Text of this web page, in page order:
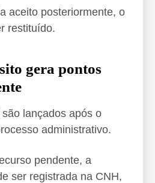
aceito posteriormente, o
restituído.
gera pontos
lançados após o
administrativo.
pendente, a
ser registrada na CNH,